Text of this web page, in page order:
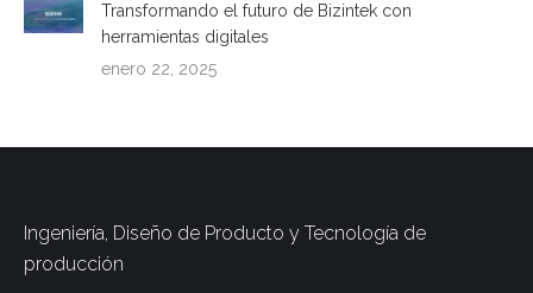
Transformando el futuro de Bizintek con
herramientas digitales
enero 22, 2025
Ingeniería, Diseño de Producto y Tecnología de
producción